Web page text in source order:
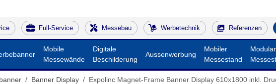
Full-Service Messebau Werbetechnik Referenzen
Mobile
Messewände
Digitale
Beschilderung
Aussenwerbung
Mobiler
Messestand
Banner Display Expolinc Magnet-Frame Banner Display 610x1800 inkl.